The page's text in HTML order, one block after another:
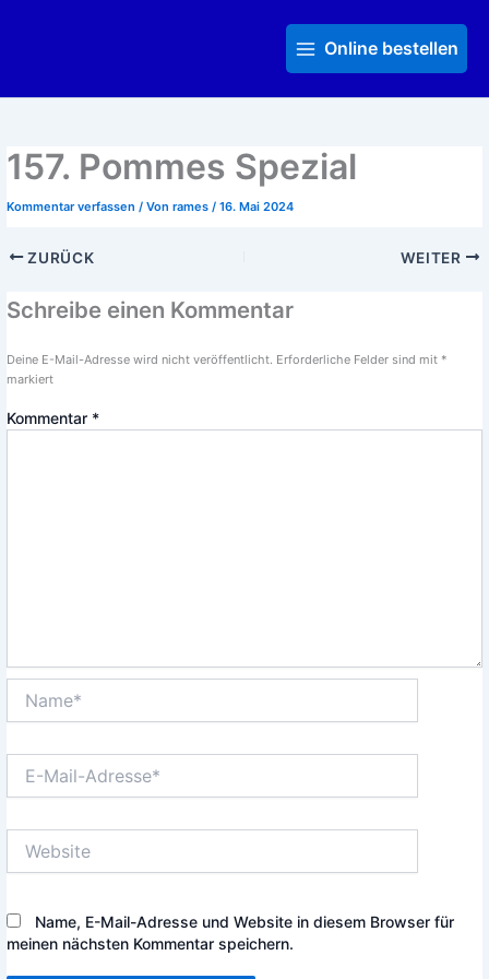
MenuOnline bestellen
157. Pommes Spezial
Kommentar verfassen / Von rames / 16. Mai 2024
ZURÜCK WEITER
Schreibe einen Kommentar
Deine E-Mail-Adresse wird nicht veröffentlicht. Erforderliche Felder sind mit *
markiert
Kommentar *
Mail-
Name, E-Mail-Adresse und Website in diesem Browser für
meinen nächsten Kommentar speichern.